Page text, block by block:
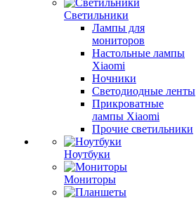
Светильники
Лампы для
мониторов
Настольные лампы
Xiaomi
Ночники
Светодиодные ленты
Прикроватные
лампы Xiaomi
Прочие светильники
Ноутбуки
Мониторы